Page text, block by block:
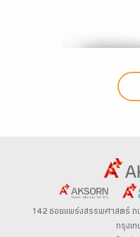
142 ซอยแพร่งสรรพศาสตร์ ถ
กรุงเ